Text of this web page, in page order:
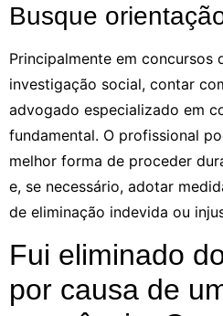
Busque
Principalmente em concursos
investigação social, contar
advogado especializado em
fundamental. O profissional
melhor forma de proceder
e, se necessário, adotar
de eliminação indevida ou
Fui eliminado
por causa de